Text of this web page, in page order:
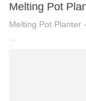
Melting Pot
Melting Pot Planter
...